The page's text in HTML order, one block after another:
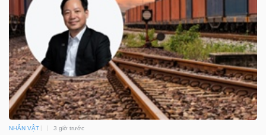
NHÂN VẬT 3 giờ trước
DỊCH
VỤ
TRUYỀN
THÔNG